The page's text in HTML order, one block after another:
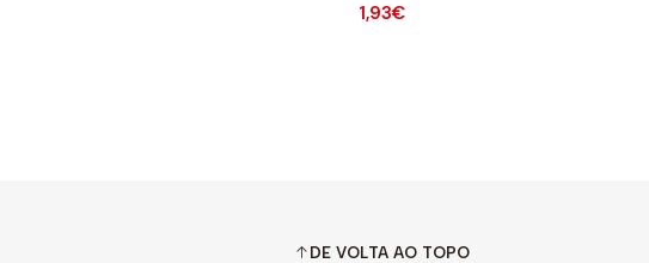
1,93€
DE VOLTA AO TOPO